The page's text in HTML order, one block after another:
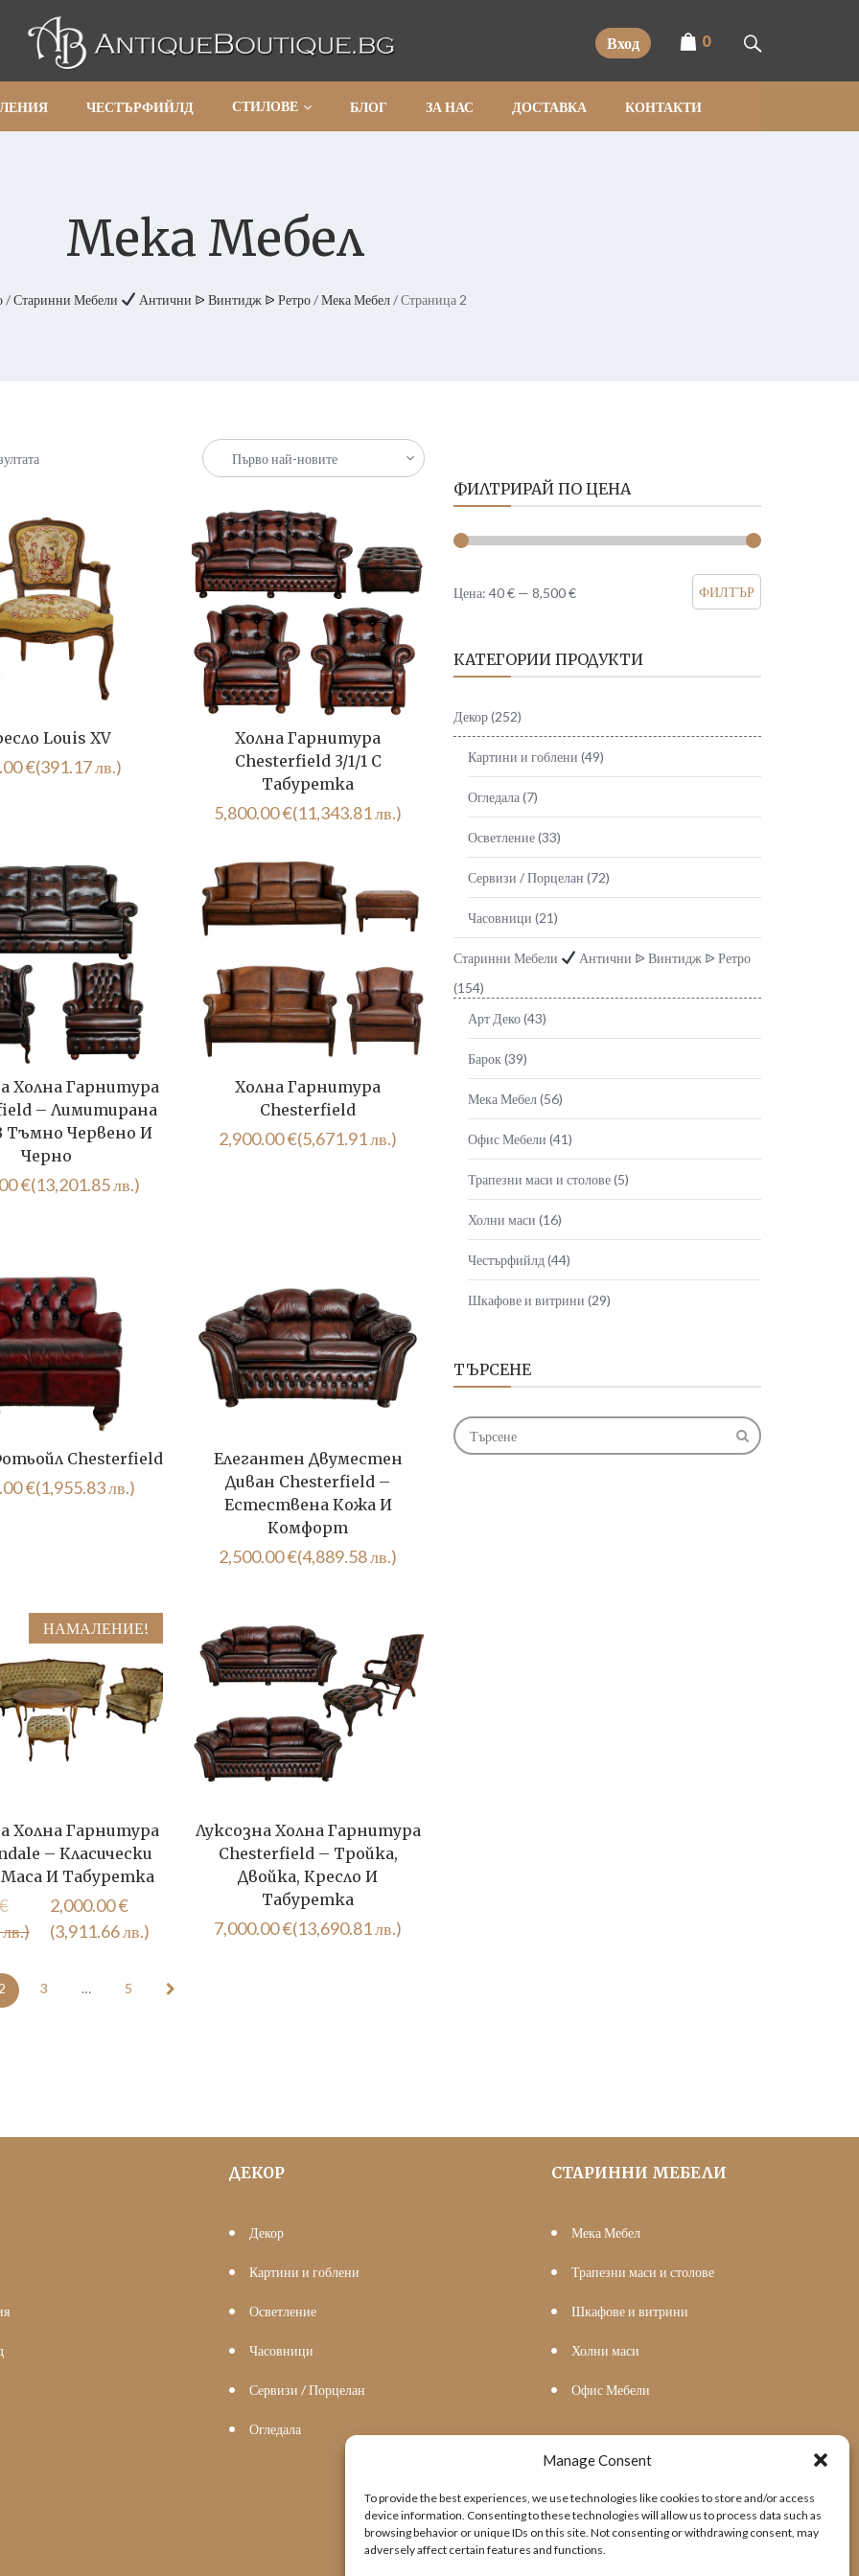
Manage Consent
To provide the best experiences, we use technologies like cookies to store and/or access
device information. Consenting to these technologies will allow us to process data such as
browsing behavior or unique IDs on this site. Not consenting or withdrawing consent, may
adversely affect certain features and functions.
Вход 0
ЧЕСТЪРФИЙЛД СТИЛОВЕ БЛОГ ЗА НАС ДОСТАВКА КОНТАКТИ
Мека Мебел
/Старинни Мебели Антични ᐉ Винтидж ᐉ Ретро/Мека Мебел/ Страница 2
Sorted
Louis XV
€(391.17 лв.)
Холна Гарнитура
Chesterfield 3/1/1 С
Табуретка
5,800.00€(11,343.81 лв.)
Холна Гарнитура
– Лимитирана
Тъмно Червено И
Черно
€(13,201.85 лв.)
Холна Гарнитура
Chesterfield
2,900.00€(5,671.91 лв.)
Chesterfield
€(1,955.83 лв.)
Елегантен Двуместен
Диван Chesterfield –
Естествена Кожа И
Комфорт
2,500.00€(4,889.58 лв.)
НАМАЛЕНИЕ!
Холна Гарнитура
– Класически
И Табуретка
Original
price
2,200.00 €
2,000.00€
(3,911.66 лв.)
Текущата
цена
2,000.00 €
Луксозна Холна Гарнитура
Chesterfield – Тройка,
Двойка, Кресло И
Табуретка
7,000.00€(13,690.81 лв.)
2 3 … 5
ФИЛТРИРАЙ ПО ЦЕНА
Минимална
Максимална
ФИЛТЪР
Цена: 40 € — 8,500 €
КАТЕГОРИИ ПРОДУКТИ
Декор(252)
Картини и гоблени (49)
Огледала(7)
Осветление(33)
Сервизи / Порцелан (72)
Часовници (21)
Старинни Мебели
Антични ᐉ Винтидж ᐉ Ретро
(154)
Арт Деко(43)
Барок(39)
Мека Мебел(56)
Офис Мебели (41)
Трапезни маси и столове(5)
Холни маси (16)
Честърфийлд(44)
Шкафове и витрини (29)
ТЪРСЕНЕ
ДЕКОР
Декор
Картини и гоблени
Осветление
Часовници
Сервизи / Порцелан
Огледала
СТАРИННИ МЕБЕЛИ
Мека Мебел
Трапезни маси и столове
Шкафове и витрини
Холни маси
Офис Мебели